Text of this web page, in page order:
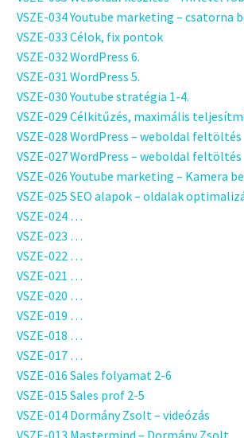
VSZE-034 Youtube marketing – csatorna
VSZE-033 Célok, fix pontok
VSZE-032 WordPress 6.
VSZE-031 WordPress 5.
VSZE-030 Youtube stratégia 1-4.
VSZE-029 Célkitűzés, maximális
VSZE-028 WordPress – weboldal feltöltés
VSZE-027 WordPress – weboldal feltöltés
VSZE-026 Youtube marketing – Kamera
VSZE-025 SEO alapok – oldalak
VSZE-024 …
VSZE-023 …
VSZE-022 …
VSZE-021 …
VSZE-020 …
VSZE-019 …
VSZE-018 …
VSZE-017 …
VSZE-016 Sales folyamat 2-6
VSZE-015 Sales prof 2-5
VSZE-014 Dormány Zsolt – videózás
VSZE-013 Mastermind – Dormány Zsolt